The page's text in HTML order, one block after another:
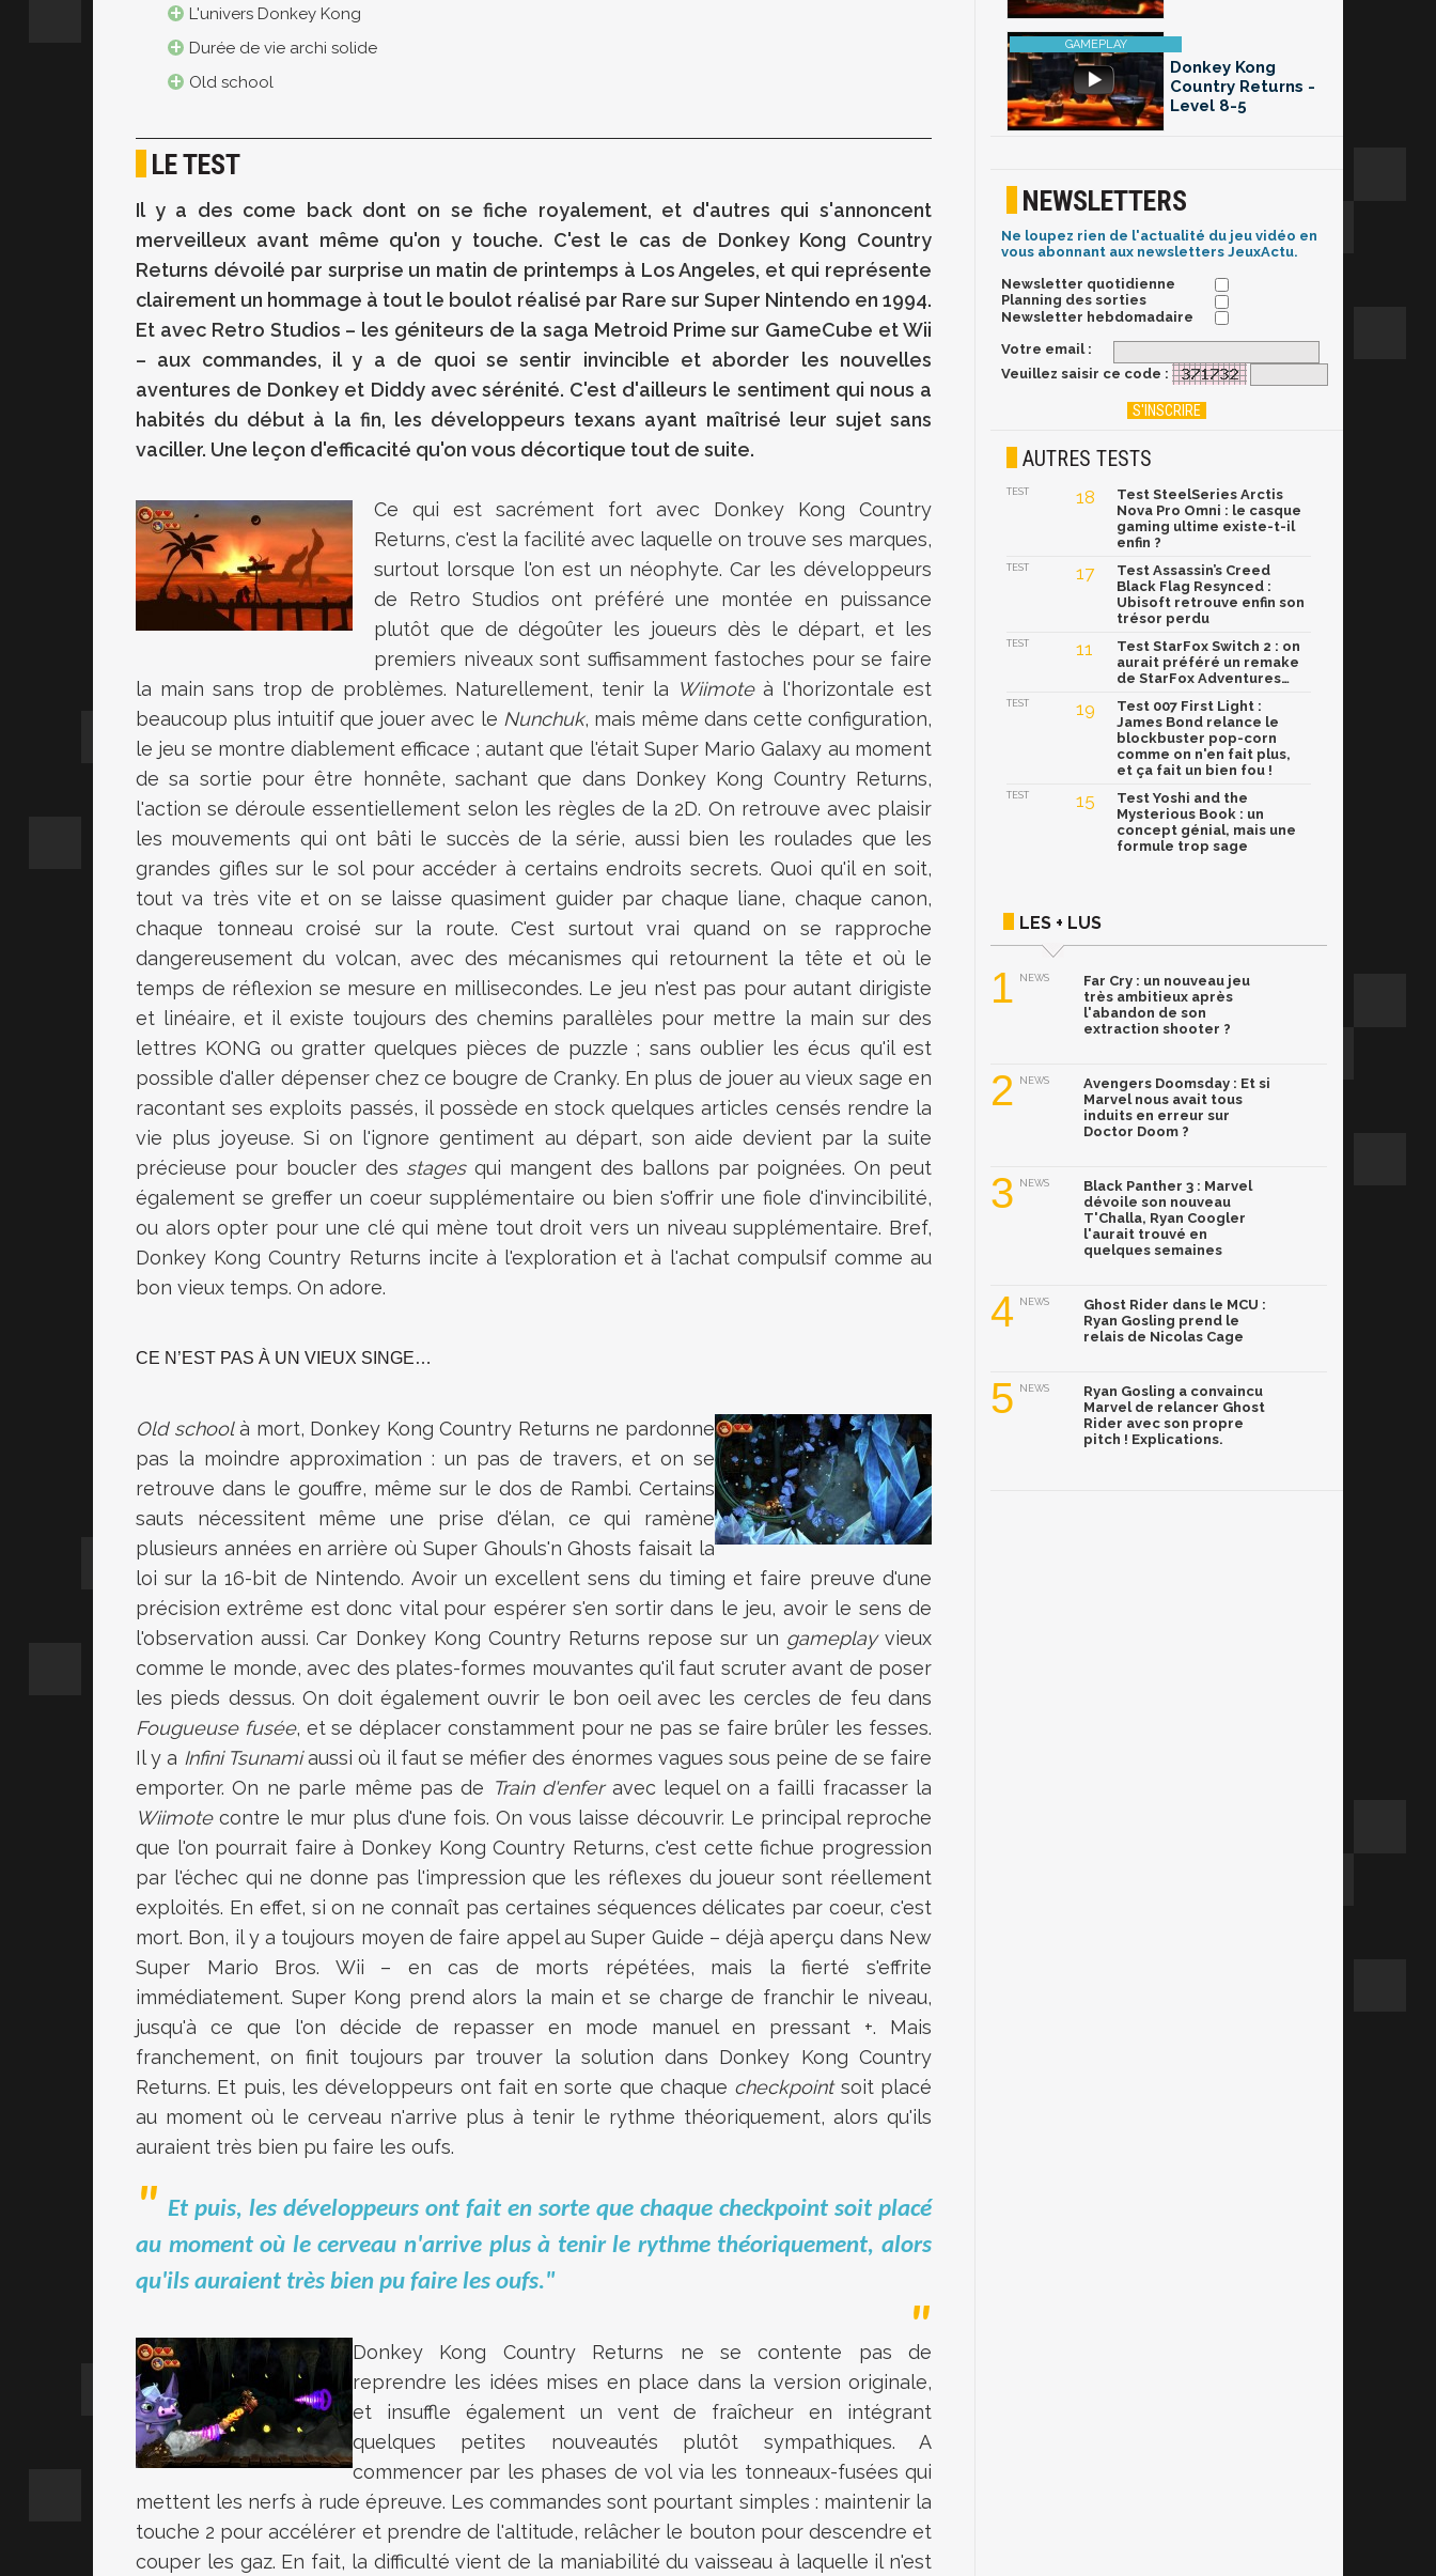
L'univers Donkey Kong
Durée de vie archi solide
Old school
LE TEST
Il y a des come back dont on se fiche royalement, et d'autres qui s'annoncent
merveilleux avant même qu'on y touche. C'est le cas de Donkey Kong Country
Returns dévoilé par surprise un matin de printemps à Los Angeles, et qui représente
clairement un hommage à tout le boulot réalisé par Rare sur Super Nintendo en 1994.
Et avec Retro Studios – les géniteurs de la saga Metroid Prime sur GameCube et Wii
– aux commandes, il y a de quoi se sentir invincible et aborder les nouvelles
aventures de Donkey et Diddy avec sérénité. C'est d'ailleurs le sentiment qui nous a
habités du début à la fin, les développeurs texans ayant maîtrisé leur sujet sans
vaciller. Une leçon d'efficacité qu'on vous décortique tout de suite.
Ce qui est sacrément fort avec Donkey Kong Country
Returns, c'est la facilité avec laquelle on trouve ses marques,
surtout lorsque l'on est un néophyte. Car les développeurs
de Retro Studios ont préféré une montée en puissance
plutôt que de dégoûter les joueurs dès le départ, et les
premiers niveaux sont suffisamment fastoches pour se faire
la main sans trop de problèmes. Naturellement, tenir la Wiimoteà l'horizontale est
beaucoup plus intuitif que jouer avec le Nunchuk, mais même dans cette configuration,
le jeu se montre diablement efficace ; autant que l'était Super Mario Galaxy au moment
de sa sortie pour être honnête, sachant que dans Donkey Kong Country Returns,
l'action se déroule essentiellement selon les règles de la 2D. On retrouve avec plaisir
les mouvements qui ont bâti le succès de la série, aussi bien les roulades que les
grandes gifles sur le sol pour accéder à certains endroits secrets. Quoi qu'il en soit,
tout va très vite et on se laisse quasiment guider par chaque liane, chaque canon,
chaque tonneau croisé sur la route. C'est surtout vrai quand on se rapproche
dangereusement du volcan, avec des mécanismes qui retournent la tête et où le
temps de réflexion se mesure en millisecondes. Le jeu n'est pas pour autant dirigiste
et linéaire, et il existe toujours des chemins parallèles pour mettre la main sur des
lettres KONG ou gratter quelques pièces de puzzle ; sans oublier les écus qu'il est
possible d'aller dépenser chez ce bougre de Cranky. En plus de jouer au vieux sage en
racontant ses exploits passés, il possède en stock quelques articles censés rendre la
vie plus joyeuse. Si on l'ignore gentiment au départ, son aide devient par la suite
précieuse pour boucler des stagesqui mangent des ballons par poignées. On peut
également se greffer un coeur supplémentaire ou bien s'offrir une fiole d'invincibilité,
ou alors opter pour une clé qui mène tout droit vers un niveau supplémentaire. Bref,
Donkey Kong Country Returns incite à l'exploration et à l'achat compulsif comme au
bon vieux temps. On adore.
CE N’EST PAS À UN VIEUX SINGE…
Old schoolà mort, Donkey Kong Country Returns ne pardonne
pas la moindre approximation : un pas de travers, et on se
retrouve dans le gouffre, même sur le dos de Rambi. Certains
sauts nécessitent même une prise d'élan, ce qui ramène
plusieurs années en arrière où Super Ghouls'n Ghosts faisait la
loi sur la 16-bit de Nintendo. Avoir un excellent sens du timing et faire preuve d'une
précision extrême est donc vital pour espérer s'en sortir dans le jeu, avoir le sens de
l'observation aussi. Car Donkey Kong Country Returns repose sur un gameplayvieux
comme le monde, avec des plates-formes mouvantes qu'il faut scruter avant de poser
les pieds dessus. On doit également ouvrir le bon oeil avec les cercles de feu dans
Fougueuse fusée, et se déplacer constamment pour ne pas se faire brûler les fesses.
Il y a Infini Tsunamiaussi où il faut se méfier des énormes vagues sous peine de se faire
emporter. On ne parle même pas de Train d'enferavec lequel on a failli fracasser la
Wiimotecontre le mur plus d'une fois. On vous laisse découvrir. Le principal reproche
que l'on pourrait faire à Donkey Kong Country Returns, c'est cette fichue progression
par l'échec qui ne donne pas l'impression que les réflexes du joueur sont réellement
exploités. En effet, si on ne connaît pas certaines séquences délicates par coeur, c'est
mort. Bon, il y a toujours moyen de faire appel au Super Guide – déjà aperçu dans New
Super Mario Bros. Wii – en cas de morts répétées, mais la fierté s'effrite
immédiatement. Super Kong prend alors la main et se charge de franchir le niveau,
jusqu'à ce que l'on décide de repasser en mode manuel en pressant +. Mais
franchement, on finit toujours par trouver la solution dans Donkey Kong Country
Returns. Et puis, les développeurs ont fait en sorte que chaque checkpointsoit placé
au moment où le cerveau n'arrive plus à tenir le rythme théoriquement, alors qu'ils
auraient très bien pu faire les oufs.
Et puis, les développeurs ont fait en sorte que chaque checkpoint soit placé
au moment où le cerveau n'arrive plus à tenir le rythme théoriquement, alors
qu'ils auraient très bien pu faire les oufs."
Donkey Kong Country Returns ne se contente pas de
reprendre les idées mises en place dans la version originale,
et insuffle également un vent de fraîcheur en intégrant
quelques petites nouveautés plutôt sympathiques. A
commencer par les phases de vol via les tonneaux-fusées qui
mettent les nerfs à rude épreuve. Les commandes sont pourtant simples : maintenir la
touche 2 pour accélérer et prendre de l'altitude, relâcher le bouton pour descendre et
couper les gaz. En fait, la difficulté vient de la maniabilité du vaisseau à laquelle il n'est
Donkey Kong
Country Returns -
Level 8-5
NEWSLETTERS
Ne loupez rien de l'actualité du jeu vidéo en
vous abonnant aux newsletters JeuxActu.
Newsletter quotidienne
Planning des sorties
Newsletter hebdomadaire
Votre email :
Veuillez saisir ce code :
AUTRES TESTS
TEST 18
Test SteelSeries Arctis
Nova Pro Omni : le casque
gaming ultime existe-t-il
enfin ?
TEST 17
Test Assassin’s Creed
Black Flag Resynced :
Ubisoft retrouve enfin son
trésor perdu
TEST 11
Test StarFox Switch 2 : on
aurait préféré un remake
de StarFox Adventures…
TEST 19
Test 007 First Light :
James Bond relance le
blockbuster pop-corn
comme on n'en fait plus,
et ça fait un bien fou !
TEST 15
Test Yoshi and the
Mysterious Book : un
concept génial, mais une
formule trop sage
LES + LUS
1 NEWS
Far Cry : un nouveau jeu
très ambitieux après
l'abandon de son
extraction shooter ?
2 NEWS
Avengers Doomsday : Et si
Marvel nous avait tous
induits en erreur sur
Doctor Doom ?
3 NEWS
Black Panther 3 : Marvel
dévoile son nouveau
T'Challa, Ryan Coogler
l'aurait trouvé en
quelques semaines
4 NEWS
Ghost Rider dans le MCU :
Ryan Gosling prend le
relais de Nicolas Cage
5 NEWS
Ryan Gosling a convaincu
Marvel de relancer Ghost
Rider avec son propre
pitch ! Explications.